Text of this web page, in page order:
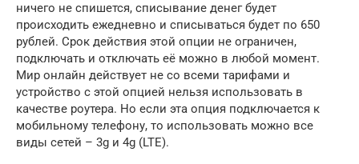
ничего не спишется, списывание денег будет
происходить ежедневно и списываться будет по 650
рублей. Срок действия этой опции не ограничен,
подключать и отключать её можно в любой момент.
Мир онлайн действует не со всеми тарифами и
устройство с этой опцией нельзя использовать в
качестве роутера. Но если эта опция подключается к
мобильному телефону, то использовать можно все
виды сетей – 3g и 4g (LTE).